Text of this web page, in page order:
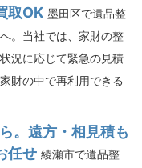
取OK 墨田区で遺品整
。当社では、家財の整
況に応じて緊急の見積
財の中で再利用できる
。遠方・相見積も
任せ 綾瀬市で遺品整